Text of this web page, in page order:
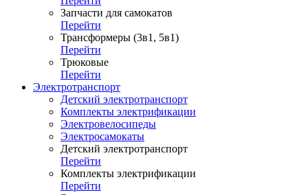
Запчасти для самокатов
Перейти
Трансформеры (3в1, 5в1)
Перейти
Трюковые
Перейти
Электротранспорт
Детский электротранспорт
Комплекты электрификации
Электровелосипеды
Электросамокаты
Детский электротранспорт
Перейти
Комплекты электрификации
Перейти